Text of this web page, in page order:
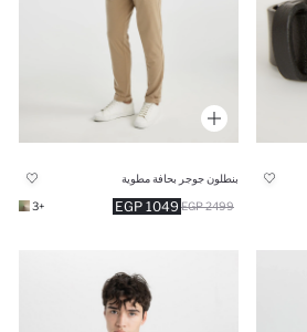
بنطلون جوجر بحافة مطوية
1049 EGP 2499 EGP
+3